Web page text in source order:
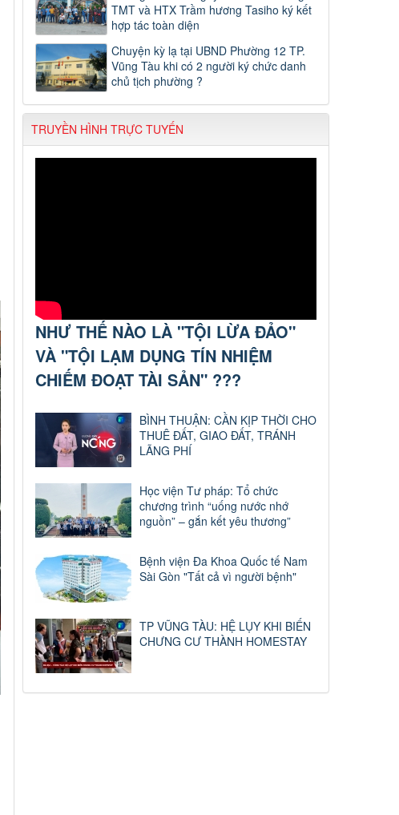
TMT và HTX Trầm hương Tasiho ký kết
hợp tác toàn diện
Chuyện kỳ lạ tại UBND Phường 12 TP.
Vũng Tàu khi có 2 người ký chức danh
chủ tịch phường ?
TRUYỀN HÌNH TRỰC TUYẾN
NHƯ THẾ NÀO LÀ "TỘI LỪA ĐẢO"
VÀ "TỘI LẠM DỤNG TÍN NHIỆM
CHIẾM ĐOẠT TÀI SẢN" ???
BÌNH THUẬN: CẦN KỊP THỜI CHO
THUÊ ĐẤT, GIAO ĐẤT, TRÁNH
LÃNG PHÍ
Học viện Tư pháp: Tổ chức
chương trình “uống nước nhớ
nguồn” – gắn kết yêu thương”
Bệnh viện Đa Khoa Quốc tế Nam
Sài Gòn "Tất cả vì người bệnh"
TP VŨNG TÀU: HỆ LỤY KHI BIẾN
CHƯNG CƯ THÀNH HOMESTAY